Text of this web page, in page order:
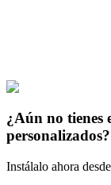
Explore All
¿Aún no tienes
personalizados?
Instálalo ahora